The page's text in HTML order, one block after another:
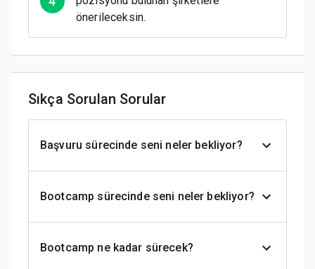
önerileceksin.
Sıkça Sorulan Sorular
Başvuru sürecinde seni neler bekliyor?
Bootcamp sürecinde seni neler bekliyor?
Bootcamp ne kadar sürecek?